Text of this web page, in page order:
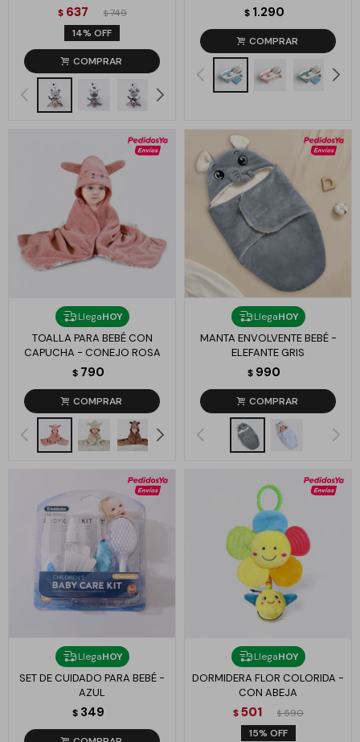
$ 637 $ 749
14
$ 1.290
LlegaHOY
TOALLA PARA BEBÉ CON
CAPUCHA - CONEJO ROSA
$ 790
LlegaHOY
MANTA ENVOLVENTE BEBÉ -
ELEFANTE GRIS
$ 990
LlegaHOY
SET DE CUIDADO PARA BEBÉ -
AZUL
$ 349
LlegaHOY
DORMIDERA FLOR COLORIDA -
CON ABEJA
$ 501 $ 590
15